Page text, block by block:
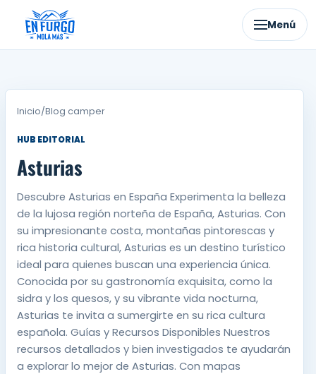
contenido
Menú
Inicio/Blog camper
HUB EDITORIAL
Asturias
Descubre Asturias en España Experimenta la belleza
de la lujosa región norteña de España, Asturias. Con
su impresionante costa, montañas pintorescas y
rica historia cultural, Asturias es un destino turístico
ideal para quienes buscan una experiencia única.
Conocida por su gastronomía exquisita, como la
sidra y los quesos, y su vibrante vida nocturna,
Asturias te invita a sumergirte en su rica cultura
española. Guías y Recursos Disponibles Nuestros
recursos detallados y bien investigados te ayudarán
a explorar lo mejor de Asturias. Con mapas